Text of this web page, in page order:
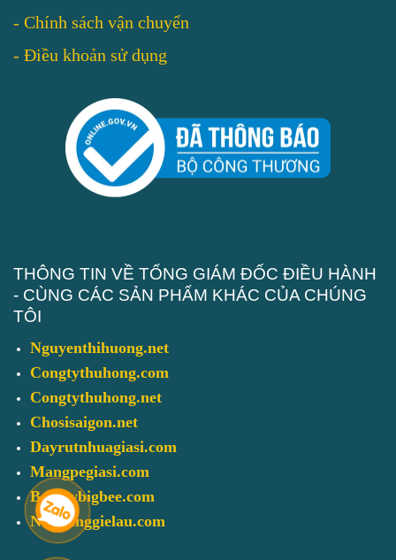
- Chính sách vận chuyển
- Điều khoản sử dụng
THÔNG TIN VỀ TỔNG GIÁM ĐỐC ĐIỀU HÀNH
- CÙNG CÁC SẢN PHẨM KHÁC CỦA CHÚNG
TÔI
Nguyenthihuong.net
Congtythuhong.com
Congtythuhong.net
Chosisaigon.net
Dayrutnhuagiasi.com
Mangpegiasi.com
Baotaybigbee.com
Nuhoanggielau.com